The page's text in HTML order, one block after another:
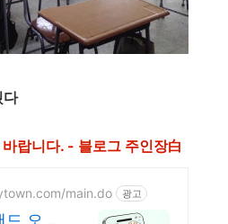
다
랍니다. - 블로그 주인장白
main.do 광고
오픈